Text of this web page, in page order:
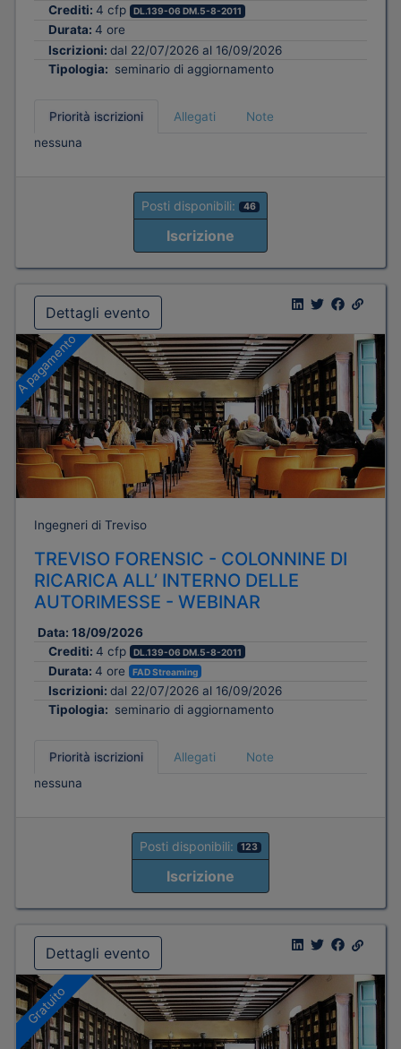
Crediti: 4 cfp DL.139-06 DM.5-8-2011
Durata: 4 ore
Iscrizioni: dal 22/07/2026 al 16/09/2026
Tipologia: seminario di aggiornamento
Priorità iscrizioni Allegati
Note
nessuna
Posti disponibili: 46
Iscrizione
Dettagli evento
A pagamento
Ingegneri di Treviso
TREVISO FORENSIC - COLONNINE DI
RICARICA ALL’ INTERNO DELLE
AUTORIMESSE - WEBINAR
Data: 18/09/2026
Crediti: 4 cfp DL.139-06 DM.5-8-2011
Durata: 4 ore FAD Streaming
Iscrizioni: dal 22/07/2026 al 16/09/2026
Tipologia: seminario di aggiornamento
Priorità iscrizioni Allegati
Note
nessuna
Posti disponibili: 123
Iscrizione
Dettagli evento
Gratuito